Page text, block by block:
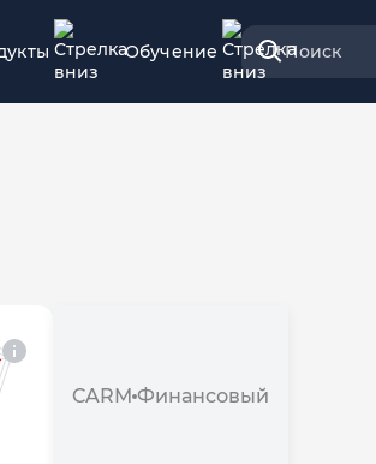
Обучение Поиск
CARM Финансовый